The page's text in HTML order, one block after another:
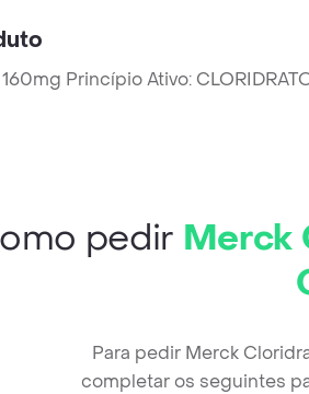
Princípio Ativo:
pedir Merck
Para pedir Merck
completar os seguintes